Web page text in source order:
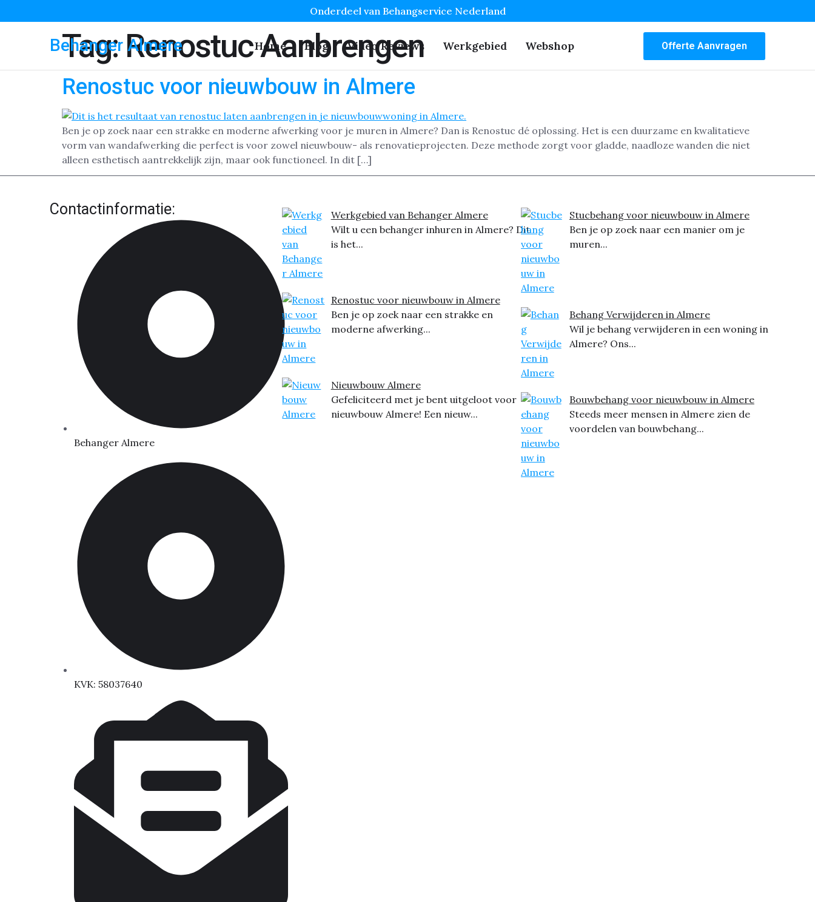
Onderdeel van Behangservice Nederland
Behanger Almere Home Blog Video Reviews Werkgebied Webshop Offerte Aanvragen
Tag:Renostuc Aanbrengen
Renostuc voor nieuwbouw in Almere
Ben je op zoek naar een strakke en moderne afwerking voor je muren in Almere? Dan is Renostuc dé oplossing. Het is een duurzame en kwalitatieve
vorm van wandafwerking die perfect is voor zowel nieuwbouw- als renovatieprojecten. Deze methode zorgt voor gladde, naadloze wanden die niet
alleen esthetisch aantrekkelijk zijn, maar ook functioneel. In dit […]
Contactinformatie:
Behanger Almere
KVK: 58037640
Werkgebied van Behanger Almere
Wilt u een behanger inhuren in Almere? Dit
is het...
Renostuc voor nieuwbouw in Almere
Ben je op zoek naar een strakke en
moderne afwerking...
Nieuwbouw Almere
Gefeliciteerd met je bent uitgeloot voor
nieuwbouw Almere! Een nieuw...
Stucbehang voor nieuwbouw in Almere
Ben je op zoek naar een manier om je
muren...
Behang Verwijderen in Almere
Wil je behang verwijderen in een woning in
Almere? Ons...
Bouwbehang voor nieuwbouw in Almere
Steeds meer mensen in Almere zien de
voordelen van bouwbehang...